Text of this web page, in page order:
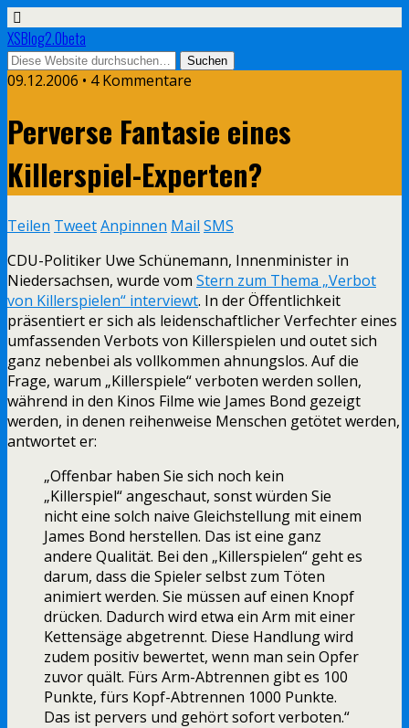
XSBlog2.0beta
09.12.2006 • 4 Kommentare
Perverse Fantasie eines
Killerspiel-Experten?
Teilen TweetAnpinnen Mail SMS
CDU-Politiker Uwe Schünemann, Innenminister in
Niedersachsen, wurde vom Stern zum Thema „Verbot
von Killerspielen“ interviewt. In der Öffentlichkeit
präsentiert er sich als leidenschaftlicher Verfechter eines
umfassenden Verbots von Killerspielen und outet sich
ganz nebenbei als vollkommen ahnungslos. Auf die
Frage, warum „Killerspiele“ verboten werden sollen,
während in den Kinos Filme wie James Bond gezeigt
werden, in denen reihenweise Menschen getötet werden,
antwortet er:
„Offenbar haben Sie sich noch kein
„Killerspiel“ angeschaut, sonst würden Sie
nicht eine solch naive Gleichstellung mit einem
James Bond herstellen. Das ist eine ganz
andere Qualität. Bei den „Killerspielen“ geht es
darum, dass die Spieler selbst zum Töten
animiert werden. Sie müssen auf einen Knopf
drücken. Dadurch wird etwa ein Arm mit einer
Kettensäge abgetrennt. Diese Handlung wird
zudem positiv bewertet, wenn man sein Opfer
zuvor quält. Fürs Arm-Abtrennen gibt es 100
Punkte, fürs Kopf-Abtrennen 1000 Punkte.
Das ist pervers und gehört sofort verboten.“